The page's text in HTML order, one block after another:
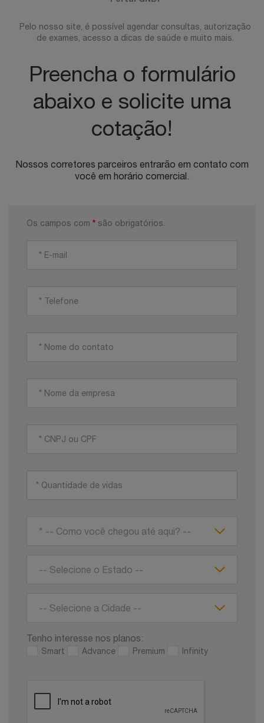
Pelo nosso site, é possível agendar consultas, autorização
de exames, acesso a dicas de saúde e muito mais.
Preencha o formulário
abaixo e solicite uma
cotação!
Nossos corretores parceiros entrarão em contato com
você em horário comercial.
Os campos com * são obrigatórios.
* -- Como você chegou até aqui? --
-- Selecione o Estado --
-- Selecione a Cidade --
Tenho interesse nos planos:
Smart Advance Premium Infinity